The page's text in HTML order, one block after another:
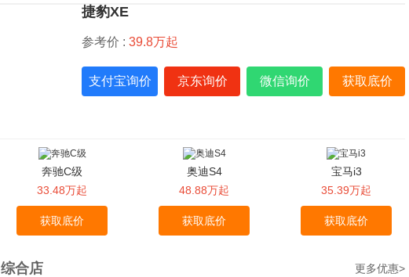
捷豹XE
参考价 : 39.8万起
支付宝询价 京东询价 微信询价 获取底价
奔驰C级
33.48万起
获取底价
奥迪S4
48.88万起
获取底价
宝马i3
35.39万起
获取底价
综合店 更多优惠>